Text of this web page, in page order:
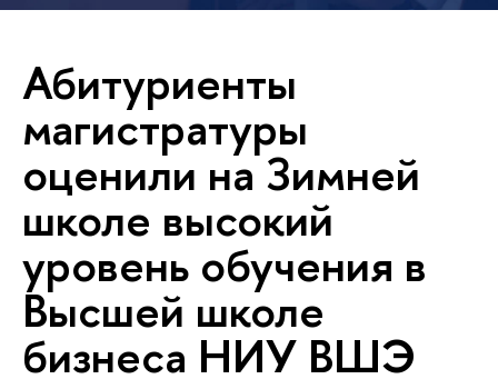
Абитуриенты
магистратуры
оценили на Зимней
школе высокий
уровень обучения в
Высшей школе
бизнеса НИУ ВШЭ